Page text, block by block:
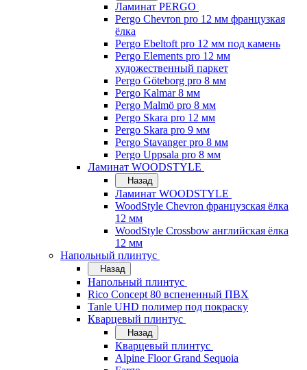
Ламинат PERGO
Pergo Chevron pro 12 мм французкая
ёлка
Pergo Ebeltoft pro 12 мм под камень
Pergo Elements pro 12 мм
художественный паркет
Pergo Göteborg pro 8 мм
Pergo Kalmar 8 мм
Pergo Malmö pro 8 мм
Pergo Skara pro 12 мм
Pergo Skara pro 9 мм
Pergo Stavanger pro 8 мм
Pergo Uppsala pro 8 мм
Ламинат WOODSTYLE
Назад
Ламинат WOODSTYLE
WoodStyle Chevron французская ёлка
12 мм
WoodStyle Crossbow английская ёлка
12 мм
Напольный плинтус
Назад
Напольный плинтус
Rico Concept 80 вспененный ПВХ
Tanle UHD полимер под покраску
Кварцевый плинтус
Назад
Кварцевый плинтус
Alpine Floor Grand Sequoia